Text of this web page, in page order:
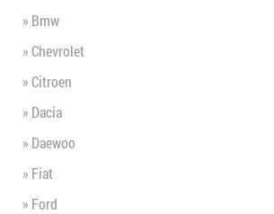
» Bmw
» Chevrolet
» Citroen
» Dacia
» Daewoo
» Fiat
» Ford